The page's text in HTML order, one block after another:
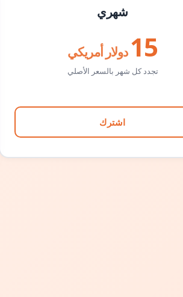
شهري
15 دولار أمريكي
تجدد كل شهر بالسعر الأصلي
اشترك